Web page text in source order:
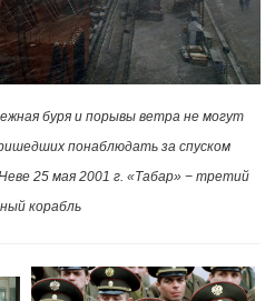
буря и порывы ветра не могут
понаблюдать за спуском
25 мая 2001 г. «Табар» − третий
корабль